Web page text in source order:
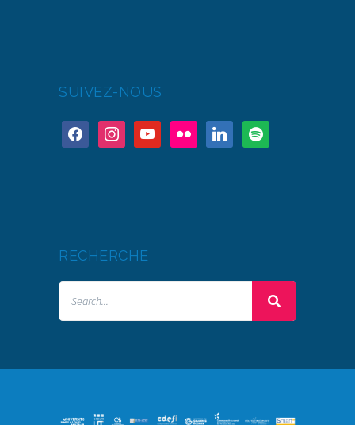
SUIVEZ-NOUS
RECHERCHE